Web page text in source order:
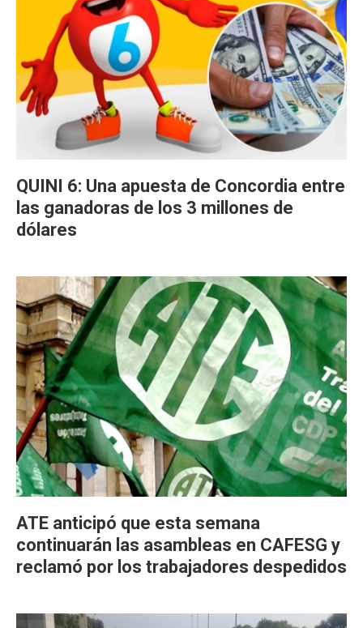
QUINI 6: Una apuesta de Concordia entre
las ganadoras de los 3 millones de
dólares
ATE anticipó que esta semana
continuarán las asambleas en CAFESG y
reclamó por los trabajadores despedidos